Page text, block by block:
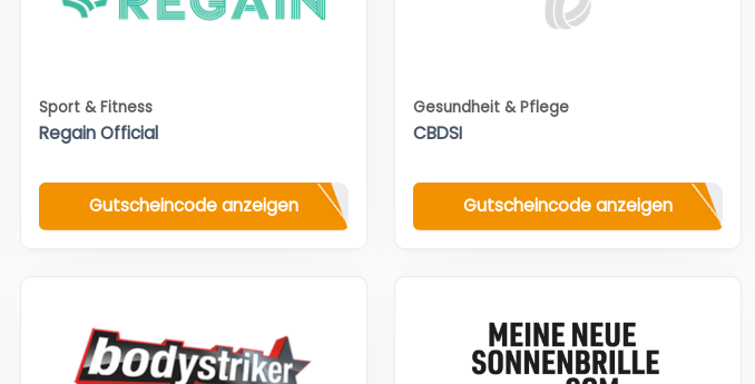
Sport & Fitness
Regain Official
Gutscheincode anzeigen
Gesundheit & Pflege
CBDSI
Gutscheincode anzeigen